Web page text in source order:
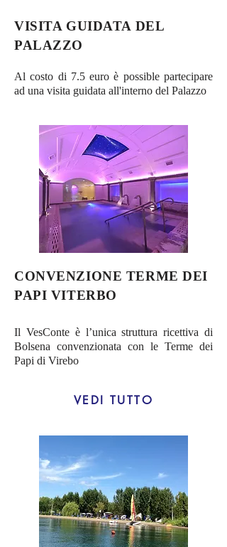
VISITA GUIDATA DEL
PALAZZO
Al costo di 7.5 euro è possible partecipare
ad una visita guidata all'interno del Palazzo
CONVENZIONE TERME DEI
PAPI VITERBO
Il VesConte è l’unica struttura ricettiva di
Bolsena convenzionata con le Terme dei
Papi di Virebo
VEDI TUTTO